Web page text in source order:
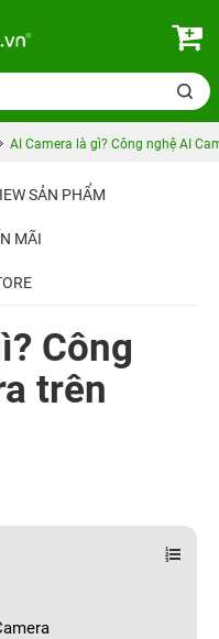
AI Camera là gì? Công nghệ AI
SẢN PHẨM
MÃI
Công
trên